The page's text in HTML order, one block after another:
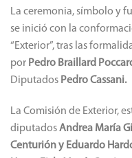
La ceremonia, símbolo y
se inició con la
“Exterior”, tras las
por Pedro Braillard
Diputados Pedro Cassani.
La Comisión de Exterior,
diputadosAndrea María
Centurión y Eduardo